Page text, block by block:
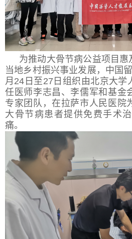
为推动大骨节病公益项目
当地乡村振兴事业发展，中国
月24日至27日组织由北京大学
任医师李志昌、李儒军和基金
专家团队，在拉萨市人民医院
大骨节病患者提供免费手术
痛。